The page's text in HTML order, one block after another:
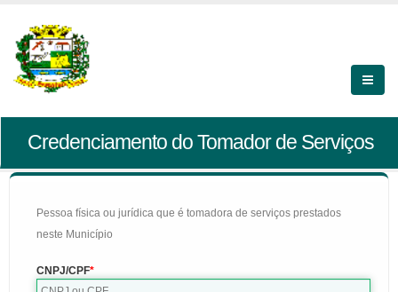
Credenciamento do Tomador de Serviços
Pessoa física ou jurídica que é tomadora de serviços prestados
neste Município
CNPJ/CPF